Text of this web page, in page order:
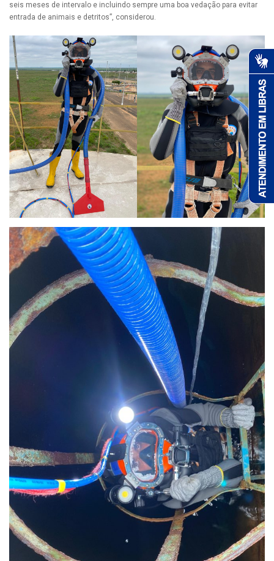
seis meses de intervalo e incluindo sempre uma boa vedação para evitar
entrada de animais e detritos”, considerou.